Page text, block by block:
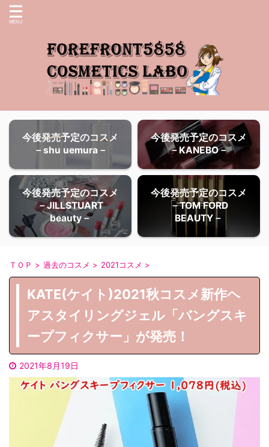
今後発売予定のコスメ
－shu uemura－
今後発売予定のコスメ
－KANEBO－
今後発売予定のコスメ
－JILLSTUART
beauty－
今後発売予定のコスメ
－TOM FORD
BEAUTY－
ＴＯＰ > 過去のコスメ > 2021コスメ >
KATE(ケイト)2021秋コスメ新作ヘ
アスタイリングジェル「バングスキ
ープフィクサー」が発売！
2021年8月19日